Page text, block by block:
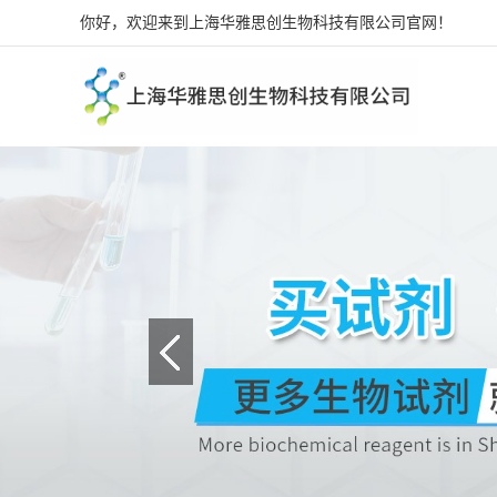
你好，欢迎来到上海华雅思创生物科技有限公司官网！